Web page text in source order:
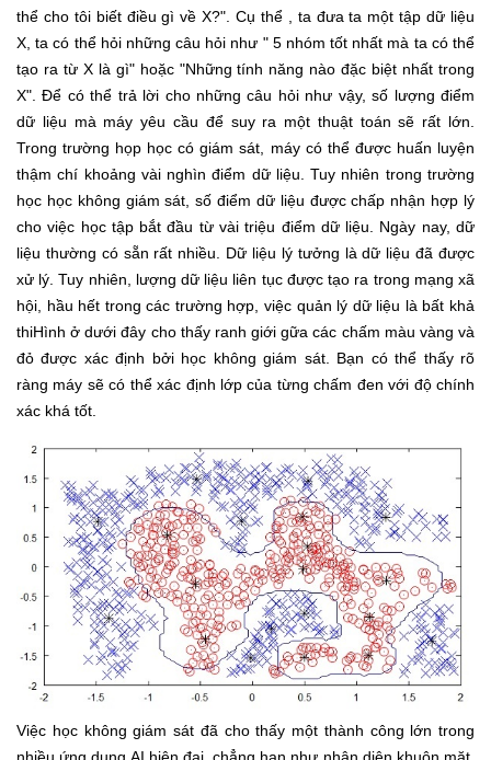
thể cho tôi biết điều gì về X?". Cụ thể , ta đưa ta một tập dữ liệu
X, ta có thể hỏi những câu hỏi như " 5 nhóm tốt nhất mà ta có thể
tạo ra từ X là gì" hoặc "Những tính năng nào đặc biệt nhất trong
X". Để có thể trả lời cho những câu hỏi như vậy, số lượng điểm
dữ liệu mà máy yêu cầu để suy ra một thuật toán sẽ rất lớn.
Trong trường họp học có giám sát, máy có thể được huấn luyện
thậm chí khoảng vài nghìn điểm dữ liệu. Tuy nhiên trong trường
học học không giám sát, số điểm dữ liệu được chấp nhận hợp lý
cho việc học tập bắt đầu từ vài triệu điểm dữ liệu. Ngày nay, dữ
liệu thường có sẵn rất nhiều. Dữ liệu lý tưởng là dữ liệu đã được
xử lý. Tuy nhiên, lượng dữ liệu liên tục được tạo ra trong mạng xã
hội, hầu hết trong các trường hợp, việc quản lý dữ liệu là bất khả
thiHình ở dưới đây cho thấy ranh giới gữa các chấm màu vàng và
đỏ được xác định bởi học không giám sát. Bạn có thể thấy rõ
ràng máy sẽ có thể xác định lớp của từng chấm đen với độ chính
xác khá tốt.
Việc học không giám sát đã cho thấy một thành công lớn trong